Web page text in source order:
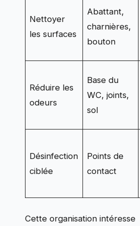
Nettoyer
les surfaces
Abattant,
charnières,
bouton
Réduire les
odeurs
Base du
WC, joints,
sol
Désinfection
ciblée
Points de
contact
Cette organisation intéresse